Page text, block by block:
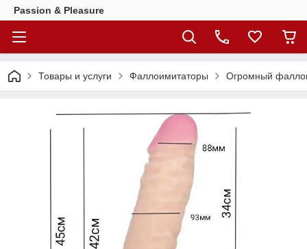
Passion & Pleasure
Товары и услуги Фаллоимитаторы Огромный